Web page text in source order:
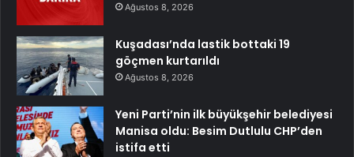
Ağustos 8, 2026
Kuşadası’nda lastik bottaki 19
göçmen kurtarıldı
Ağustos 8, 2026
Yeni Parti’nin ilk büyükşehir belediyesi
Manisa oldu: Besim Dutlulu CHP’den
istifa etti